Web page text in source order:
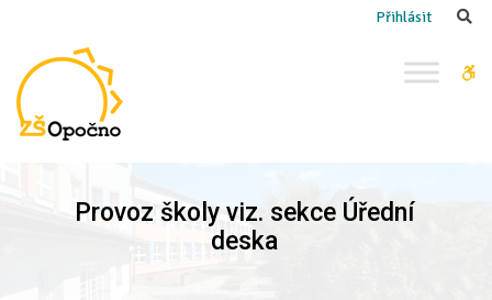
Opočno
Přihlásit
Provoz školy viz. sekce Úřední
deska